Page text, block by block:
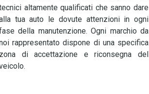
altamente qualificati che sanno dare
alla tua auto le dovute attenzioni in ogni
della manutenzione. Ogni marchio da
rappresentato dispone di una specifica
zona di accettazione e riconsegna del